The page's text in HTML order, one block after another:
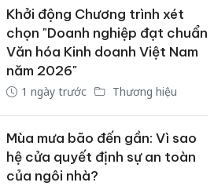
Khởi động Chương trình xét
chọn "Doanh nghiệp đạt chuẩn
Văn hóa Kinh doanh Việt Nam
năm 2026"
1 ngày trước Thương hiệu
Mùa mưa bão đến gần: Vì sao
hệ cửa quyết định sự an toàn
của ngôi nhà?